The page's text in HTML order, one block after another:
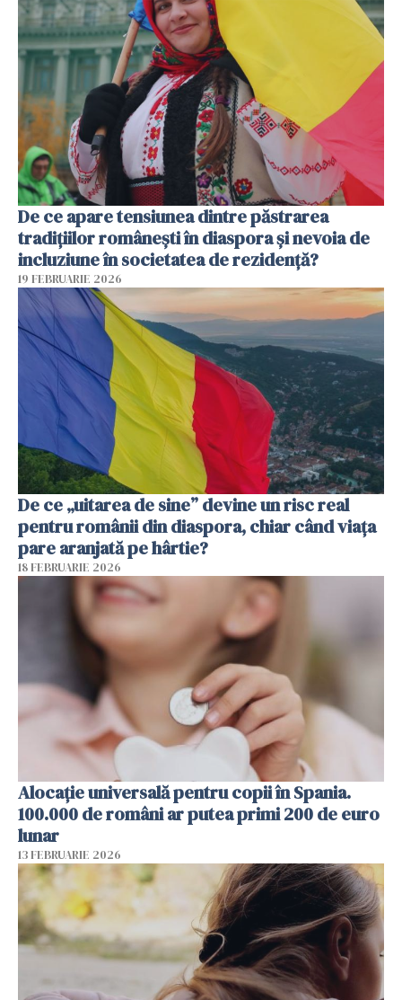
De ce apare tensiunea dintre păstrarea
tradițiilor românești în diaspora și nevoia de
incluziune în societatea de rezidență?
19 FEBRUARIE 2026
De ce „uitarea de sine” devine un risc real
pentru românii din diaspora, chiar când viața
pare aranjată pe hârtie?
18 FEBRUARIE 2026
Alocație universală pentru copii în Spania.
100.000 de români ar putea primi 200 de euro
lunar
13 FEBRUARIE 2026